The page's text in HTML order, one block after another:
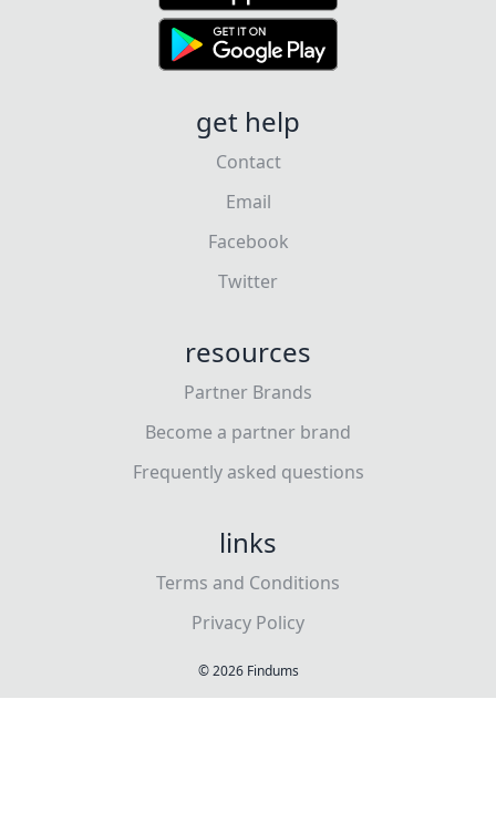
get help
Contact
Email
Facebook
Twitter
resources
Partner Brands
Become a partner brand
Frequently asked questions
links
Terms and Conditions
Privacy Policy
©2026Findums